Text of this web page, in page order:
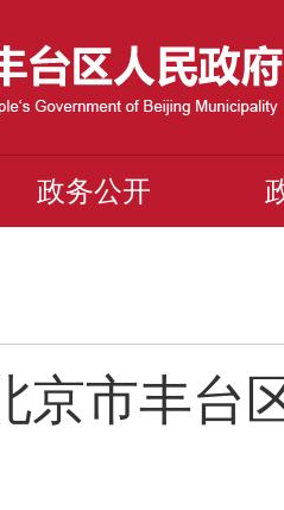
政务公开
京市丰台